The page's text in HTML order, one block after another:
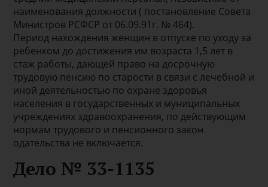
наименования должности ( постановление Совета
Министров РСФСР от 06.09.91г. № 464).
Период нахождения женщин в отпуске по уходу за
ребенком до достижения им возраста 1,5 лет в
стаж работы, дающей право на досрочную
трудовую пенсию по старости в связи с лечебной и
иной деятельностью по охране здоровья
населения в государственных и муниципальных
учреждениях здравоохранения, по действующим
нормам трудового и пенсионного закон
одательства не включается.
Дело № 33-1135